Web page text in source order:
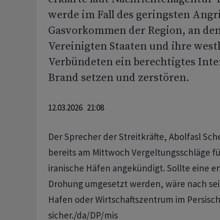
werde im Fall des geringsten
Gasvorkommen der Region, an
Vereinigten Staaten und ihre
Verbündeten ein berechtigtes
Brand setzen und zerstören.
12.03.2026 21:08
Der Sprecher der Streitkräfte, Abolfasl
bereits am Mittwoch Vergeltungsschläge
iranische Häfen angekündigt. Sollte eine
Drohung umgesetzt werden, wäre nach
Hafen oder Wirtschaftszentrum im
sicher./da/DP/mis